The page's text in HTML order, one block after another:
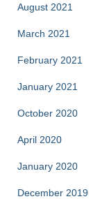
August 2021
March 2021
February 2021
January 2021
October 2020
April 2020
January 2020
December 2019